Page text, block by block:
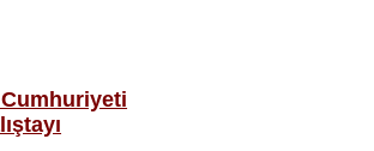
Cumhuriyeti